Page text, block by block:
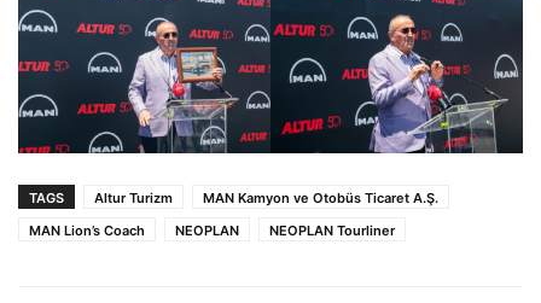
TAGS Altur Turizm
MAN Kamyon ve Otobüs Ticaret A.Ş.
MAN Lion’s Coach
NEOPLAN NEOPLAN Tourliner